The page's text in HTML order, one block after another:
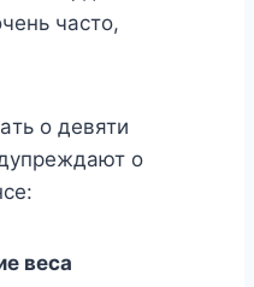
чacтo,
o дeвяти
o
вeca